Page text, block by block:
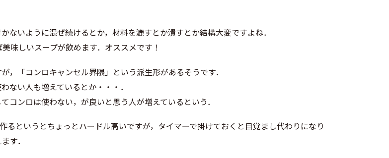
いように混ぜ続けるとか，材料を漉すとか潰すとか結構大変ですよね．
味しいスープが飲めます．オススメです！
「コンロキャンセル界隈」という派生形があるそうです．
ない人も増えているとか・・・．
ンロは使わない，が良いと思う人が増えているという．
るというとちょっとハードル高いですが，タイマーで掛けておくと目覚まし代わりになり
す．